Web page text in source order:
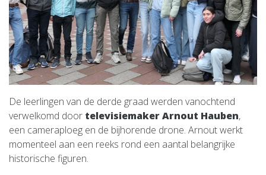
De leerlingen van de derde graad werden vanochtend
verwelkomd door televisiemaker Arnout Hauben,
een cameraploeg en de bijhorende drone. Arnout werkt
momenteel aan een reeks rond een aantal belangrijke
historische figuren.